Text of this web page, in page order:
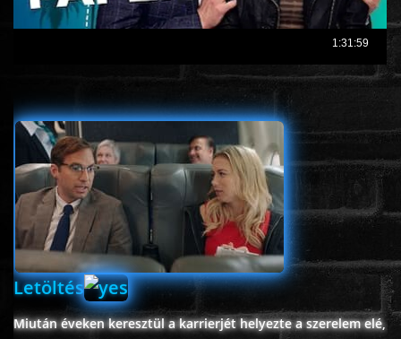
CSALÁDI
WESTERN
TÖRTÉNELMI
DOKUMENTUMFILMEK
Letöltés
Miután éveken keresztül a karrierjét helyezte a szerelem elé,